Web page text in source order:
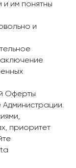
и им понятны
и
Оферты
приоритет